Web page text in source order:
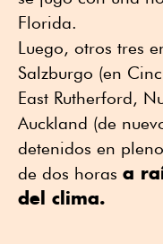
Florida.
Luego, otros tres
Salzburgo (en
East Rutherford,
Auckland (de
detenidos en
de dos horas a
del clima.